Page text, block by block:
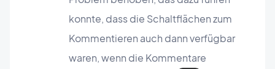
konnte, dass die Schaltflächen zum
Kommentieren auch dann verfügbar
waren, wenn die Kommentare